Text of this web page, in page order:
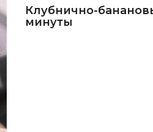
Клубнично-
минуты